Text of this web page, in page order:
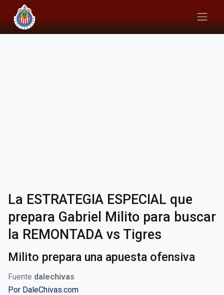
La ESTRATEGIA ESPECIAL que
prepara Gabriel Milito para buscar
la REMONTADA vs Tigres
Milito prepara una apuesta ofensiva
Fuente dalechivas
Por DaleChivas.com